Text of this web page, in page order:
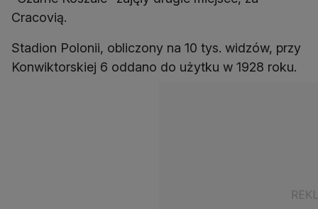
Cracovią.
Stadion Polonii, obliczony na 10 tys. widzów, przy
Konwiktorskiej 6 oddano do użytku w 1928 roku.